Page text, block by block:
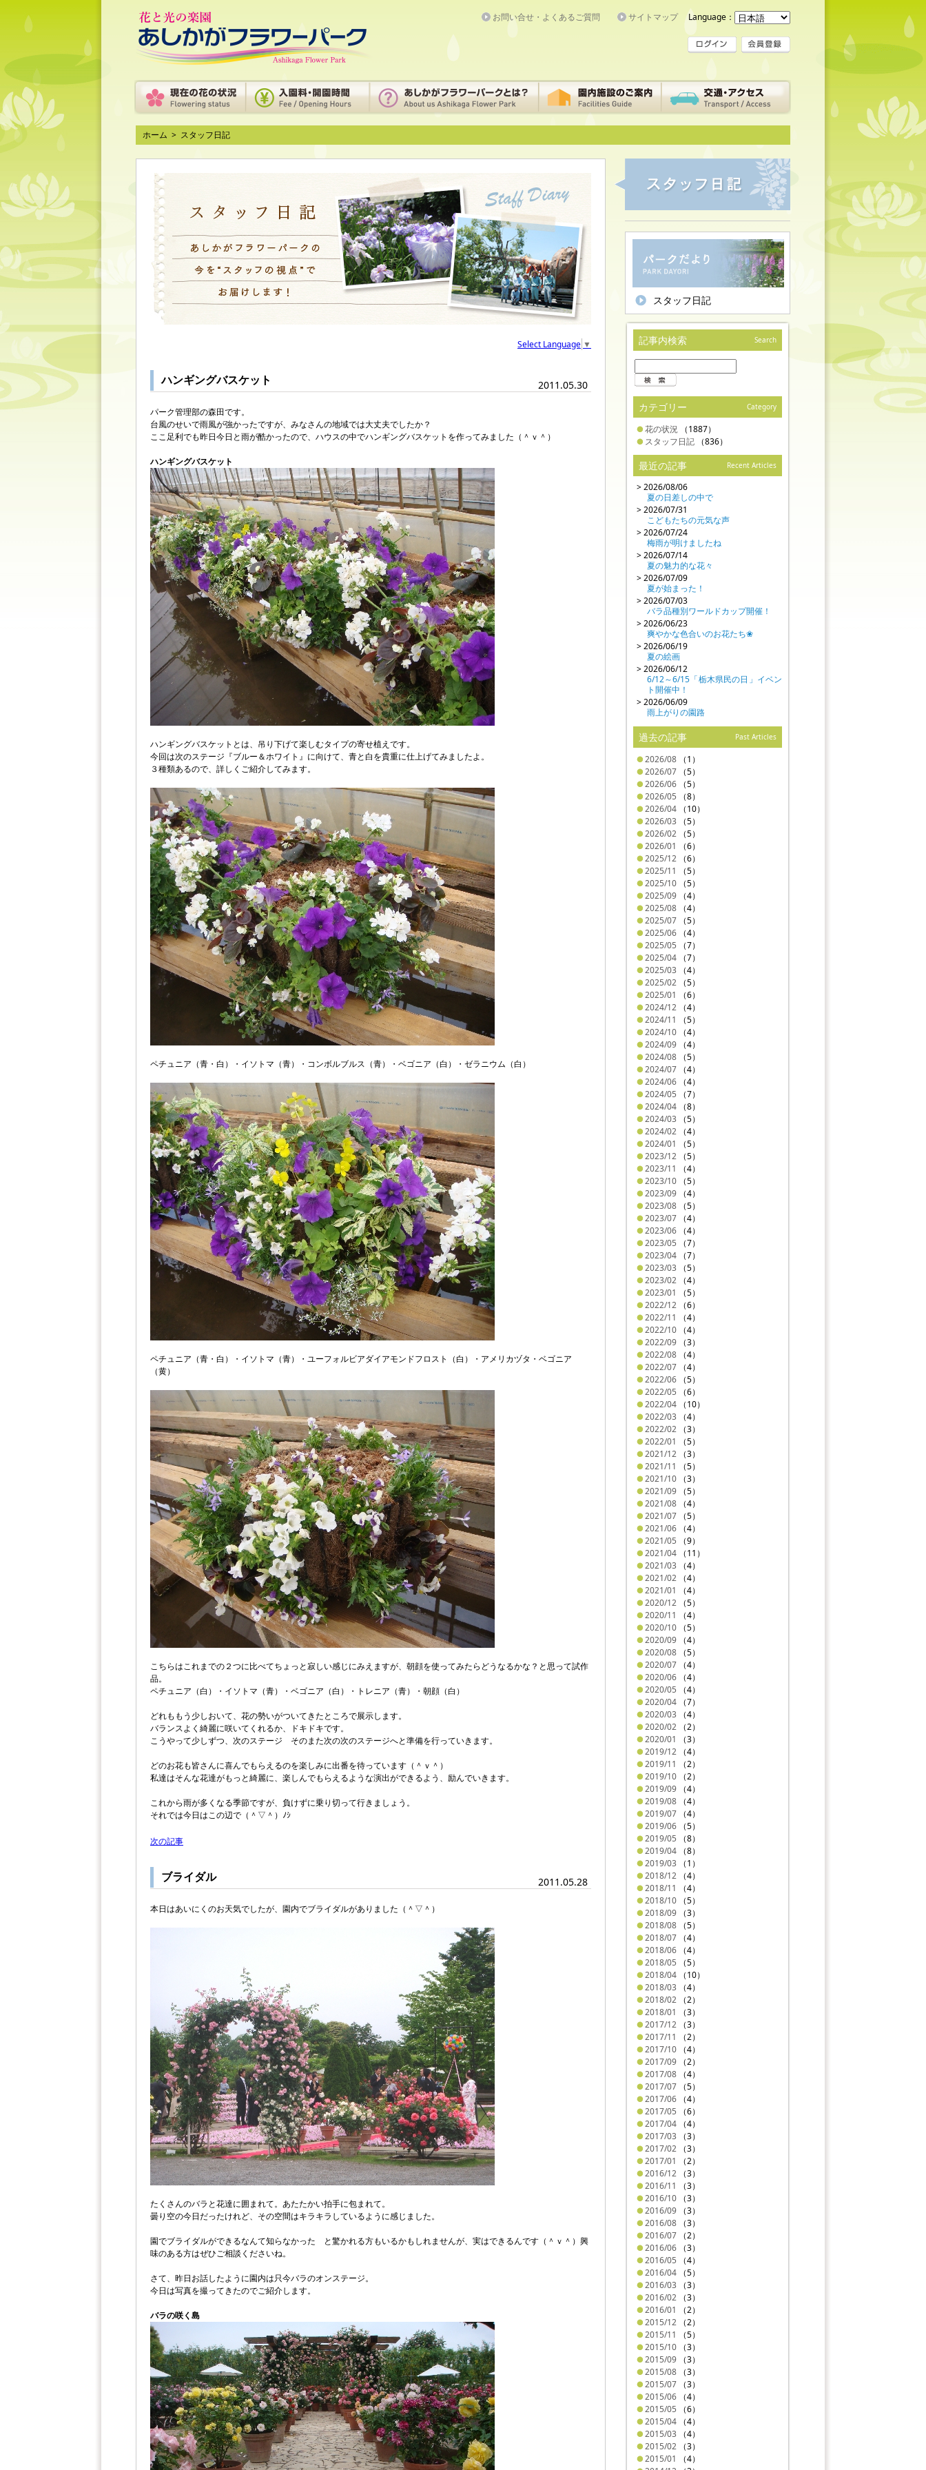
Language：
お問い合せ・よくあるご質問 サイトマップ
ホーム > スタッフ日記
スタッフ日記
Search
記事内検索
Category
カテゴリー
花の状況 （1887）
スタッフ日記 （836）
Recent Articles
最近の記事
> 2026/08/06
夏の日差しの中で
> 2026/07/31
こどもたちの元気な声
> 2026/07/24
梅雨が明けましたね
> 2026/07/14
夏の魅力的な花々
> 2026/07/09
夏が始まった！
> 2026/07/03
バラ品種別ワールドカップ開催！
> 2026/06/23
爽やかな色合いのお花たち❀
> 2026/06/19
夏の絵画
> 2026/06/12
6/12～6/15「栃木県民の日」イベン
ト開催中！
> 2026/06/09
雨上がりの園路
Past Articles
過去の記事
2026/08 （1）
2026/07 （5）
2026/06 （5）
2026/05 （8）
2026/04 （10）
2026/03 （5）
2026/02 （5）
2026/01
（6）
2025/12 （6）
2025/11
（5）
2025/10 （5）
2025/09 （4）
2025/08 （4）
2025/07 （5）
2025/06 （4）
2025/05 （7）
2025/04 （7）
2025/03 （4）
2025/02 （5）
2025/01
（6）
2024/12 （4）
2024/11
（5）
2024/10 （4）
2024/09 （4）
2024/08 （5）
2024/07 （4）
2024/06 （4）
2024/05 （7）
2024/04 （8）
2024/03 （5）
2024/02 （4）
2024/01
（5）
2023/12 （5）
2023/11
（4）
2023/10 （5）
2023/09 （4）
2023/08 （5）
2023/07 （4）
2023/06 （4）
2023/05 （7）
2023/04 （7）
2023/03 （5）
2023/02 （4）
2023/01
（5）
2022/12 （6）
2022/11
（4）
2022/10 （4）
2022/09 （3）
2022/08 （4）
2022/07 （4）
2022/06 （5）
2022/05 （6）
2022/04 （10）
2022/03 （4）
2022/02 （3）
2022/01
（5）
2021/12 （3）
2021/11
（5）
2021/10 （3）
2021/09 （5）
2021/08 （4）
2021/07 （5）
2021/06 （4）
2021/05 （9）
2021/04 （11）
2021/03 （4）
2021/02 （4）
2021/01
（4）
2020/12 （5）
2020/11
（4）
2020/10 （5）
2020/09 （4）
2020/08 （5）
2020/07 （4）
2020/06 （4）
2020/05 （4）
2020/04 （7）
2020/03 （4）
2020/02 （2）
2020/01
（3）
2019/12 （4）
2019/11
（2）
2019/10 （2）
2019/09 （4）
2019/08 （4）
2019/07 （4）
2019/06 （5）
2019/05 （8）
2019/04 （8）
2019/03 （1）
2018/12 （4）
2018/11
（4）
2018/10 （5）
2018/09 （3）
2018/08 （5）
2018/07 （4）
2018/06 （4）
2018/05 （5）
2018/04 （10）
2018/03 （4）
2018/02 （2）
2018/01
（3）
2017/12 （3）
2017/11
（2）
2017/10 （4）
2017/09 （2）
2017/08 （4）
2017/07 （5）
2017/06 （4）
2017/05 （6）
2017/04 （4）
2017/03 （3）
2017/02 （3）
2017/01
（2）
2016/12 （3）
2016/11
（3）
2016/10 （3）
2016/09 （3）
2016/08 （3）
2016/07 （2）
2016/06 （3）
2016/05 （4）
2016/04 （5）
2016/03 （3）
2016/02 （3）
2016/01
（2）
2015/12 （2）
2015/11
（5）
2015/10 （3）
2015/09 （3）
2015/08 （3）
2015/07 （3）
2015/06 （4）
2015/05 （6）
2015/04 （4）
2015/03 （4）
2015/02 （3）
2015/01
（4）
Select Language ▼
2011.05.30
ハンギングバスケット
パーク管理部の森田です。
台風のせいで雨風が強かったですが、みなさんの地域では大丈夫でしたか？
ここ足利でも昨日今日と雨が酷かったので、ハウスの中でハンギングバスケットを作ってみました（＾ｖ＾）
ハンギングバスケット
ハンギングバスケットとは、吊り下げて楽しむタイプの寄せ植えです。
今回は次のステージ『ブルー＆ホワイト』に向けて、青と白を貴重に仕上げてみましたよ。
３種類あるので、詳しくご紹介してみます。
ペチュニア（青・白）・イソトマ（青）・コンボルブルス（青）・ベゴニア（白）・ゼラニウム（白）
ペチュニア（青・白）・イソトマ（青）・ユーフォルビアダイアモンドフロスト（白）・アメリカヅタ・ベゴニア
（黄）
こちらはこれまでの２つに比べてちょっと寂しい感じにみえますが、朝顔を使ってみたらどうなるかな？と思って試作
品。
ペチュニア（白）・イソトマ（青）・ベゴニア（白）・トレニア（青）・朝顔（白）
どれももう少しおいて、花の勢いがついてきたところで展示します。
バランスよく綺麗に咲いてくれるか、ドキドキです。
こうやって少しずつ、次のステージ そのまた次の次のステージへと準備を行っていきます。
どのお花も皆さんに喜んでもらえるのを楽しみに出番を待っています（＾ｖ＾）
私達はそんな花達がもっと綺麗に、楽しんでもらえるような演出ができるよう、励んでいきます。
これから雨が多くなる季節ですが、負けずに乗り切って行きましょう。
それでは今日はこの辺で（＾▽＾）ﾉｼ
次の記事
2011.05.28
ブライダル
本日はあいにくのお天気でしたが、園内でブライダルがありました（＾▽＾）
たくさんのバラと花達に囲まれて。あたたかい拍手に包まれて。
曇り空の今日だったけれど、その空間はキラキラしているように感じました。
園でブライダルができるなんて知らなかった と驚かれる方もいるかもしれませんが、実はできるんです（＾ｖ＾）興
味のある方はぜひご相談くださいね。
さて、昨日お話したように園内は只今バラのオンステージ。
今日は写真を撮ってきたのでご紹介します。
バラの咲く島